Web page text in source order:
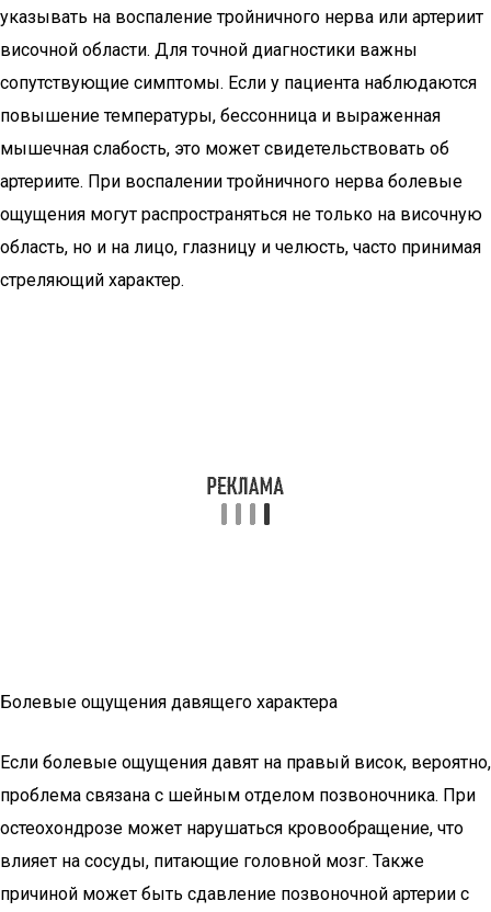
указывать на воспаление тройничного нерва или артериит
височной области. Для точной диагностики важны
сопутствующие симптомы. Если у пациента наблюдаются
повышение температуры, бессонница и выраженная
мышечная слабость, это может свидетельствовать об
артериите. При воспалении тройничного нерва болевые
ощущения могут распространяться не только на височную
область, но и на лицо, глазницу и челюсть, часто принимая
стреляющий характер.
Болевые ощущения давящего характера
Если болевые ощущения давят на правый висок, вероятно,
проблема связана с шейным отделом позвоночника. При
остеохондрозе может нарушаться кровообращение, что
влияет на сосуды, питающие головной мозг. Также
причиной может быть сдавление позвоночной артерии с